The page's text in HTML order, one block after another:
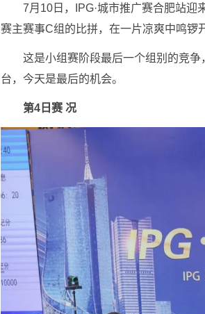
7月10日，IPG·城市推广赛合肥站
赛主赛事C组的比拼，在一片凉爽中鸣锣
这是小组赛阶段最后一个组别的竞
台，今天是最后的机会。
第4日 赛 况